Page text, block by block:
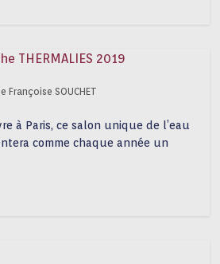
Françoise SOUCHET
à Paris, ce salon unique de l’eau
comme chaque année un